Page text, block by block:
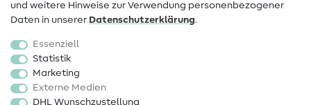
Stoffe
Sale
Schnittmuster
und weitere Hinweise zur Verwendung personenbezogener
Daten in unserer Daten­schutz­erklärung.
Essenziell
Statistik
Marketing
Externe Medien
DHL Wunschzustellung